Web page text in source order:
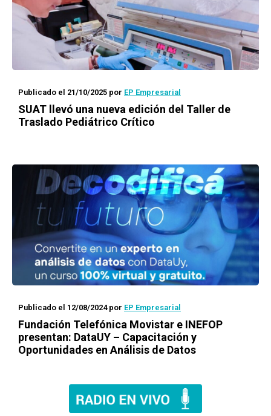
Publicado el 21/10/2025 por EP Empresarial
SUAT llevó una nueva edición del Taller de
Traslado Pediátrico Crítico
Publicado el 12/08/2024por EP Empresarial
Fundación Telefónica Movistar e INEFOP
presentan: DataUY – Capacitación y
Oportunidades en Análisis de Datos